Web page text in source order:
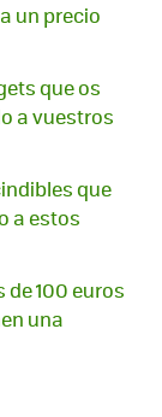
un precio
que os
a vuestros
que
a estos
de 100 euros
una